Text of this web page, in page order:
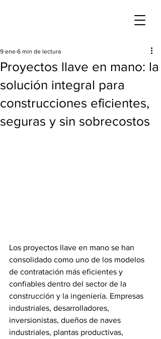
Proyectos llave en mano: la
solución integral para
construcciones eficientes,
seguras y sin sobrecostos
9 ene 6 min de lectura
Los proyectos llave en mano se han
consolidado como uno de los modelos
de contratación más eficientes y
confiables dentro del sector de la
construcción y la ingeniería. Empresas
industriales, desarrolladores,
inversionistas, dueños de naves
industriales, plantas productivas,